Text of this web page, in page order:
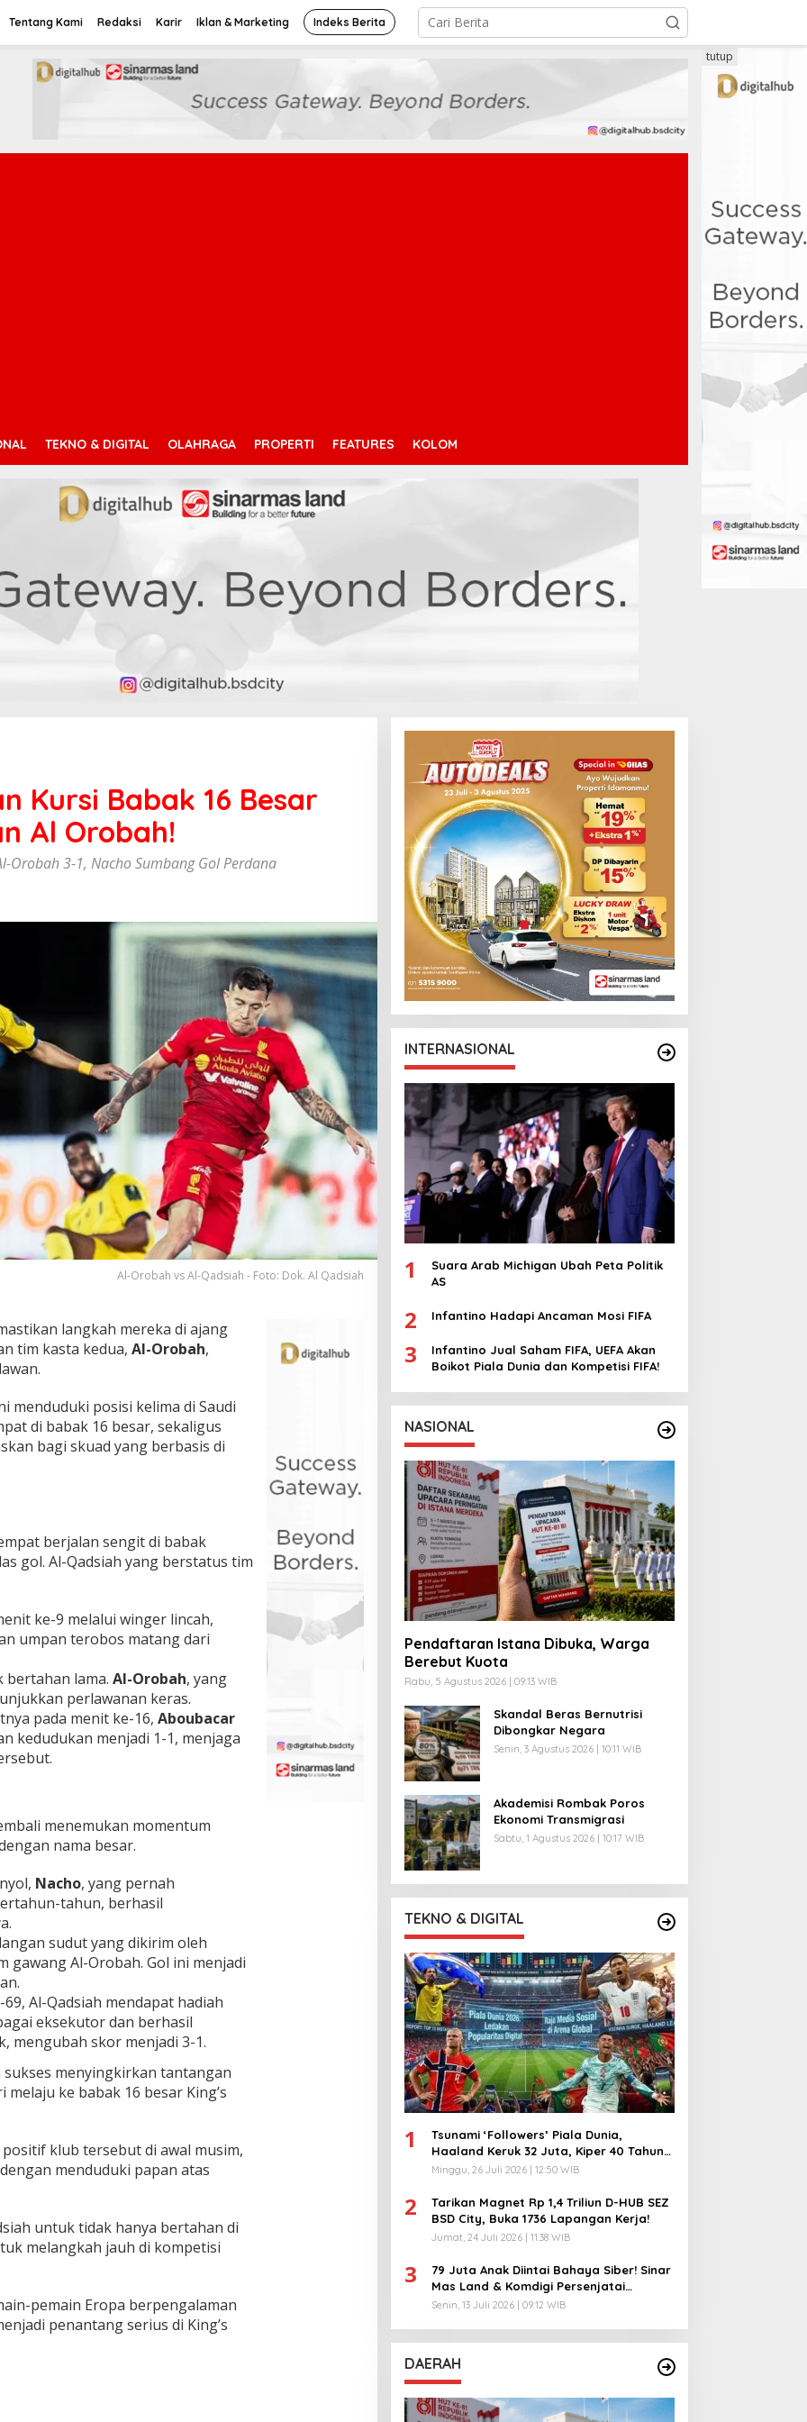
Tentang Kami Redaksi Karir Iklan & Marketing Indeks Berita
TEKNO & DIGITAL OLAHRAGA PROPERTI FEATURES KOLOM
tutup
Kursi Babak 16 Besar
Al Orobah!
Orobah 3-1, Nacho Sumbang Gol Perdana
Al-Orobah vs Al-Qadsiah - Foto: Dok. Al Qadsiah
langkah mereka di ajang
tim kasta kedua, Al-Orobah,
menduduki posisi kelima di Saudi
di babak 16 besar, sekaligus
bagi skuad yang berbasis di
berjalan sengit di babak
gol. Al-Qadsiah yang berstatus tim
ke-9 melalui winger lincah,
umpan terobos matang dari
lama. Al-Orobah, yang
perlawanan keras.
pada menit ke-16, Aboubacar
kedudukan menjadi 1-1, menjaga
menemukan momentum
nama besar.
Nacho, yang pernah
tahun, berhasil
sudut yang dikirim oleh
gawang Al-Orobah. Gol ini menjadi
Al-Qadsiah mendapat hadiah
eksekutor dan berhasil
mengubah skor menjadi 3-1.
sukses menyingkirkan tantangan
ke babak 16 besar King’s
klub tersebut di awal musim,
menduduki papan atas
untuk tidak hanya bertahan di
melangkah jauh di kompetisi
pemain Eropa berpengalaman
penantang serius di King’s
INTERNASIONAL
1
Suara Arab Michigan Ubah Peta Politik
AS
2 Infantino Hadapi Ancaman Mosi FIFA
3
Infantino Jual Saham FIFA, UEFA Akan
Boikot Piala Dunia dan Kompetisi FIFA!
NASIONAL
Pendaftaran Istana Dibuka, Warga
Berebut Kuota
Rabu, 5 Agustus 2026 | 09:13 WIB
Skandal Beras Bernutrisi
Dibongkar Negara
Senin, 3 Agustus 2026 | 10:11 WIB
Akademisi Rombak Poros
Ekonomi Transmigrasi
Sabtu, 1 Agustus 2026 | 10:17 WIB
TEKNO & DIGITAL
1
Tsunami ‘Followers’ Piala Dunia,
Haaland Keruk 32 Juta, Kiper 40 Tahun
Bikin Geger!
Minggu, 26 Juli 2026 | 12:50 WIB
2
Tarikan Magnet Rp 1,4 Triliun D-HUB SEZ
BSD City, Buka 1736 Lapangan Kerja!
Jumat, 24 Juli 2026 | 11:38 WIB
3
79 Juta Anak Diintai Bahaya Siber! Sinar
Mas Land & Komdigi Persenjatai
Ratusan Guru!
Senin, 13 Juli 2026 | 09:12 WIB
DAERAH